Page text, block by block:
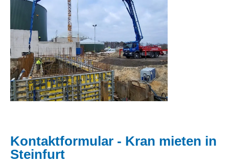
Kontaktformular - Kran mieten in
Steinfurt